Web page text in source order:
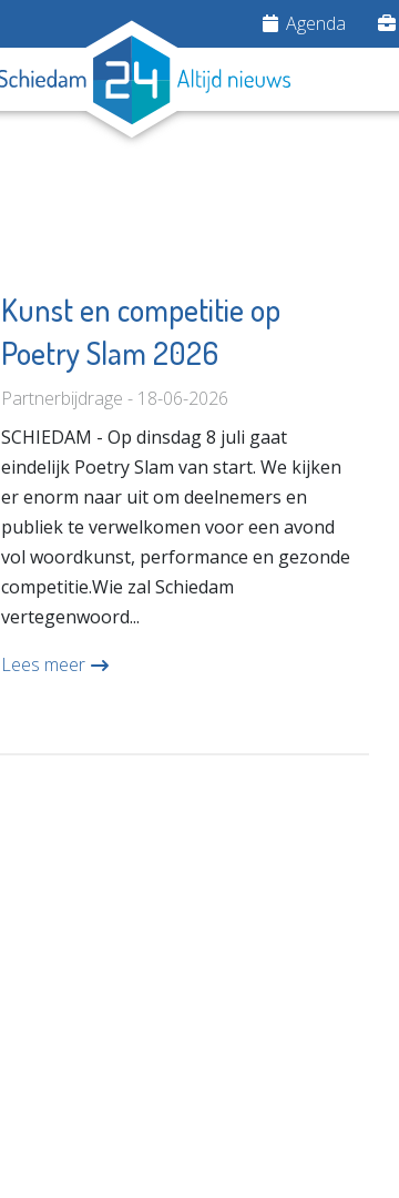
Agenda
Kunst en competitie op
Poetry Slam 2026
Partnerbijdrage - 18-06-2026
SCHIEDAM - Op dinsdag 8 juli gaat
eindelijk Poetry Slam van start. We kijken
er enorm naar uit om deelnemers en
publiek te verwelkomen voor een avond
vol woordkunst, performance en gezonde
competitie.Wie zal Schiedam
vertegenwoord...
Lees meer
Bekijk de pagina